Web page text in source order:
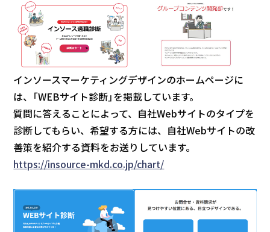
インソースマーケティングデザインのホームページに
は、「WEBサイト診断」を掲載しています。
質問に答えることによって、自社Webサイトのタイプを
診断してもらい、希望する方には、自社Webサイトの改
善策を紹介する資料をお送りしています。
https://insource-mkd.co.jp/chart/